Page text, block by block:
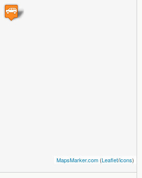
MapsMarker.com (Leaflet/icons)